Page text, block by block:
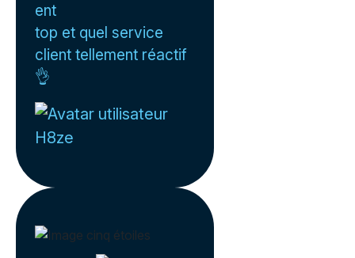
ent
top et quel service
client tellement réactif
👌
H8ze